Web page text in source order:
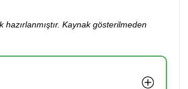
Kaynak gösterilmeden